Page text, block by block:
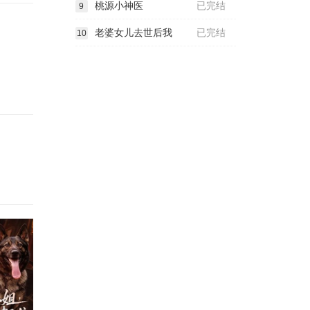
已完结
9 桃源小神医
已完结
10 老婆女儿去世后我